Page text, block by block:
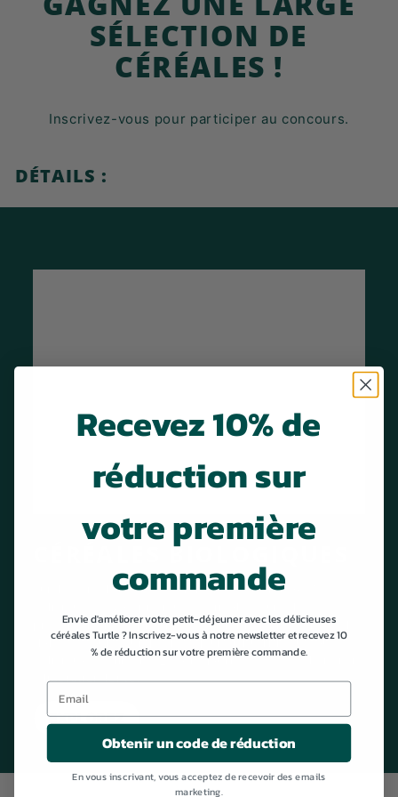
SÉLECTION DE
CÉRÉALES !
Inscrivez-vous pour participer au concours.
DÉTAILS :
CÉRÉALES BIOLOGIQUES
Turtle céréales : 100 % biologiques, sans OGM et
préservent l'eau propre et soutiennent la faune et la
flore. Savourez un petit-déjeuner nutritif au goût
délicieux et alimentez votre journée avec de l'énergie
à libération lente.
EXPLOREZ
Recevez 10% de
réduction sur
votre première
commande
Envie d'améliorer votre petit-déjeuner avec les délicieuses
céréales Turtle ? Inscrivez-vous à notre newsletter et recevez 10
% de réduction sur votre première commande.
Obtenir un code de réduction
En vous inscrivant, vous acceptez de recevoir des emails
marketing.